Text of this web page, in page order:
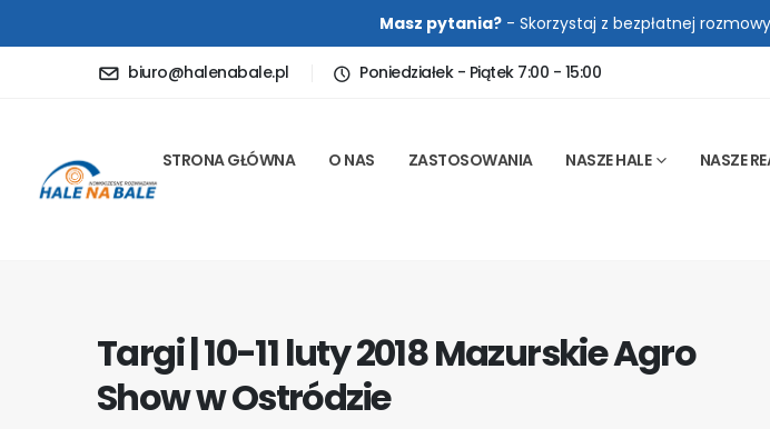
Masz pytania? - Skorzystaj z bezpłatnej
biuro@halenabale.pl Poniedziałek - Piątek 7:00 - 15:00
STRONA GŁÓWNA O NAS ZASTOSOWANIA NASZE HALE NASZE
Targi | 10-11 luty 2018 Mazurskie Agro
Show w Ostródzie